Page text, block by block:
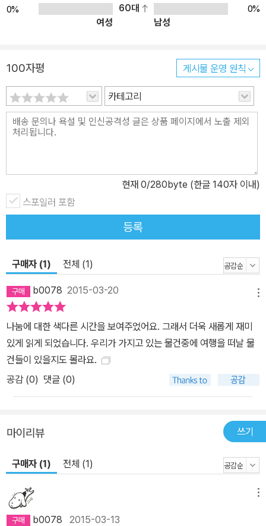
장화를 아끼고 좋아한다. 그리고 이 일을 계기로 브리디는 다른 물건
들도 누군가에게 전달하려는 마음을 가지게 된다. 그렇게 처음부터
일, 일상에서 얼마든지 마음만 있다면 할 수 있는 일이라는 것을 알려
주고 있다. 그리고 내가 ‘나눔’을 행하는 일이 부모님이나 선생님 등의
주변 사람에게 큰 칭찬을 받아야 하는 일이 아닌, 세상을 풍성하게 가
꾸기 위해서 나부터 해야 하는 일임을 깨닫게 한다. 즉 ‘나눔’이야말로
세상에서 가장 좋은 일임을 아이들의 마음에 심어 주고 있다.
0%
60대
0%
여성
남성
100자평 게시물 운영 원칙
카테고리
현재 0/280byte (한글 140자 이내)
스포일러 포함
등록
구매자 (1) 전체 (1)
b0078 2015-03-20
나눔에 대한 색다른 시간을 보여주었어요. 그래서 더욱 새롭게 재미
있게 읽게 되었습니다. 우리가 가지고 있는 물건중에 여행을 떠날 물
건들이 있을지도 몰라요.
공감 (0) 댓글 (0)
마이리뷰 쓰기
구매자 (1) 전체 (1)
b0078 2015-03-13